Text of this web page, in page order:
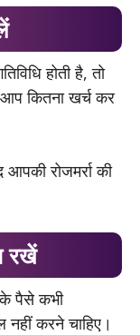
होती है, तो
कितना खर्च कर
रोजमर्रा की
रखें
के पैसे कभी
नहीं करने चाहिए।